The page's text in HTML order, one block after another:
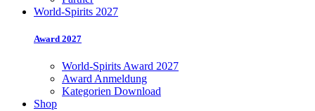
World-Spirits 2027
Award 2027
World-Spirits Award 2027
Award Anmeldung
Kategorien Download
Shop